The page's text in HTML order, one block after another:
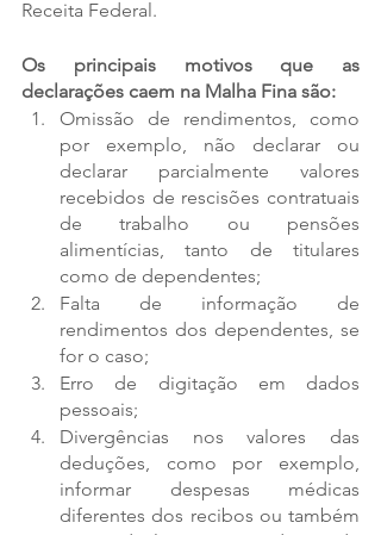
Receita Federal.
Os principais motivos que as
declarações caem na Malha Fina são:
Omissão de rendimentos, como
por exemplo, não declarar ou
declarar parcialmente valores
recebidos de rescisões contratuais
de trabalho ou pensões
alimentícias, tanto de titulares
como de dependentes;
Falta de informação de
rendimentos dos dependentes, se
for o caso;
Erro de digitação em dados
pessoais;
Divergências nos valores das
deduções, como por exemplo,
informar despesas médicas
diferentes dos recibos ou também